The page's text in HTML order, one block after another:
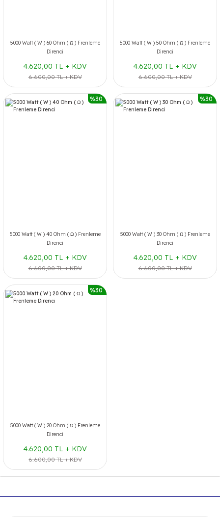
5000 Watt ( W ) 60 Ohm ( Ω ) Frenleme
Direnci
4.620,00 TL + KDV
6.600,00 TL + KDV
5000 Watt ( W ) 50 Ohm ( Ω ) Frenleme
Direnci
4.620,00 TL + KDV
6.600,00 TL + KDV
%30
5000 Watt ( W ) 40 Ohm ( Ω ) Frenleme
Direnci
4.620,00 TL + KDV
6.600,00 TL + KDV
%30
5000 Watt ( W ) 30 Ohm ( Ω ) Frenleme
Direnci
4.620,00 TL + KDV
6.600,00 TL + KDV
%30
5000 Watt ( W ) 20 Ohm ( Ω ) Frenleme
Direnci
4.620,00 TL + KDV
6.600,00 TL + KDV